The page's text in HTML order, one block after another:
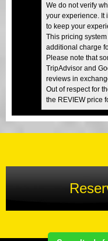
We do not verify
your experience. It
to keep your
This pricing
additional charge
Please note that
TripAdvisor and
reviews in
Out of respect for
the REVIEW price